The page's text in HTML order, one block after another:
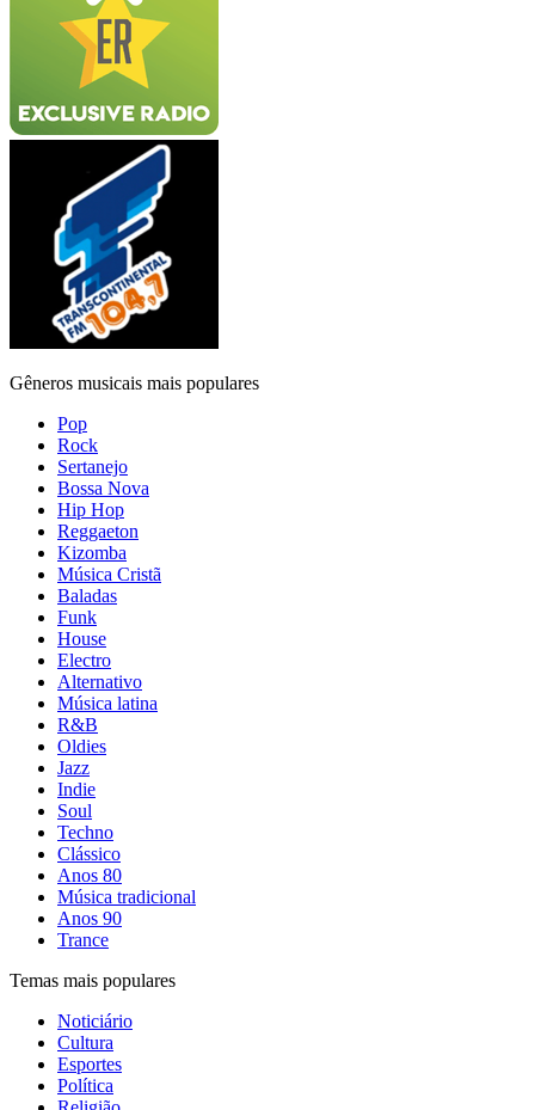
Gêneros musicais mais populares
Pop
Rock
Sertanejo
Bossa Nova
Hip Hop
Reggaeton
Kizomba
Música Cristã
Baladas
Funk
House
Electro
Alternativo
Música latina
R&B
Oldies
Jazz
Indie
Soul
Techno
Clássico
Anos 80
Música tradicional
Anos 90
Trance
Temas mais populares
Noticiário
Cultura
Esportes
Política